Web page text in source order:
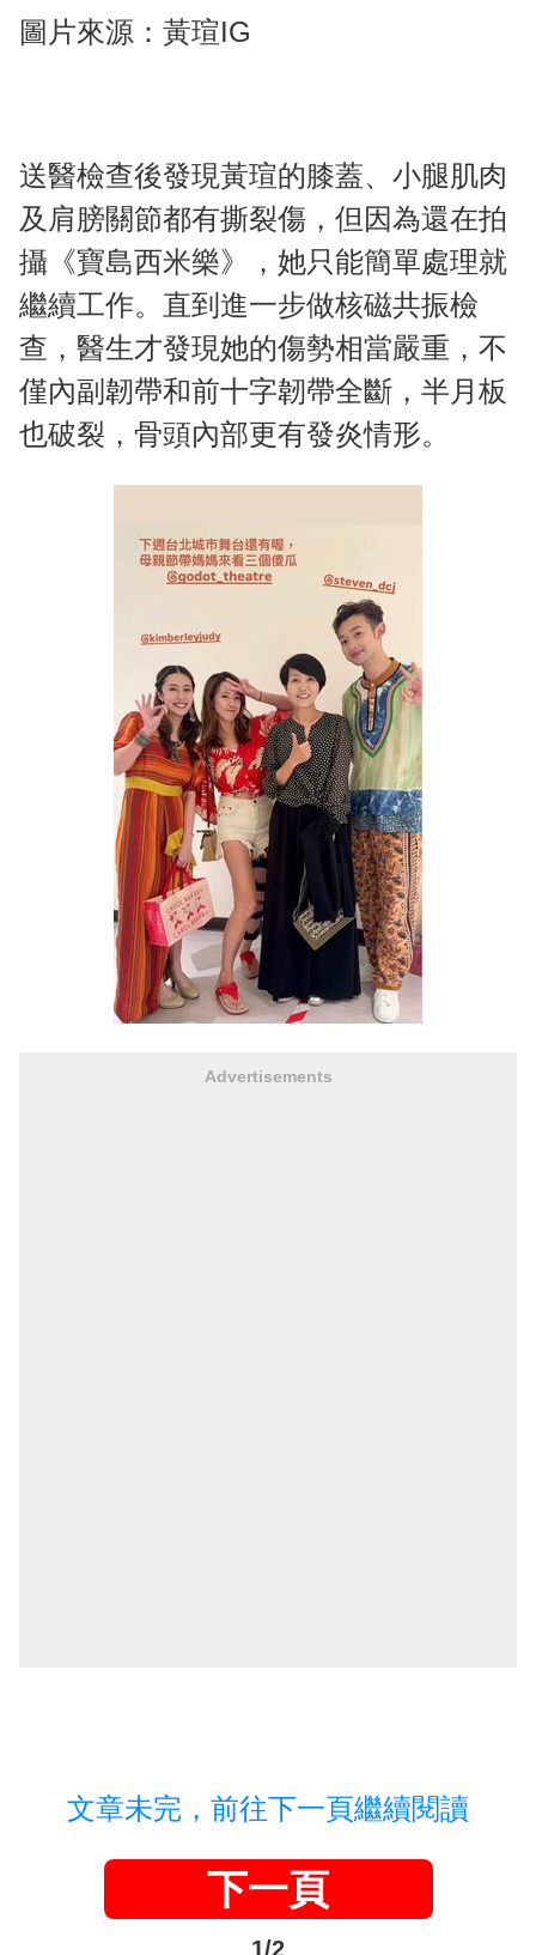
圖片來源：黃瑄IG
送醫檢查後發現黃瑄的膝蓋、小腿肌肉
及肩膀關節都有撕裂傷，但因為還在拍
攝《寶島西米樂》，她只能簡單處理就
繼續工作。直到進一步做核磁共振檢
查，醫生才發現她的傷勢相當嚴重，不
僅內副韌帶和前十字韌帶全斷，半月板
也破裂，骨頭內部更有發炎情形。
Advertisements
文章未完，前往下一頁繼續閱讀
下一頁
1/2